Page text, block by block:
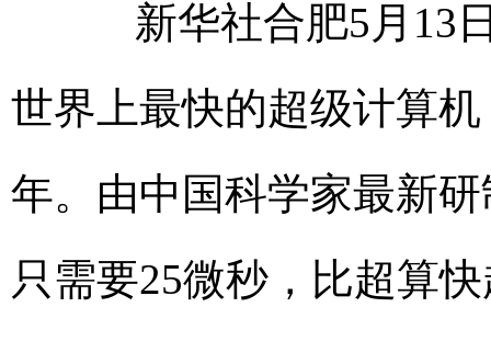
新华社合肥5月13日
世界上最快的超级计算
年。由中国科学家最新
只需要25微秒，比超算